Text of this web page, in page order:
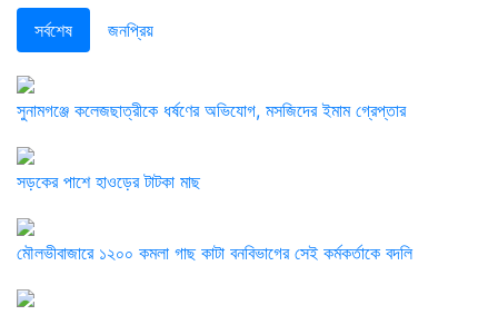
সর্বশেষ জনপ্রিয়
সুনামগঞ্জে কলেজছাত্রীকে ধর্ষণের অভিযোগ, মসজিদের ইমাম গ্রেপ্তার
সড়কের পাশে হাওড়ের টাটকা মাছ
মৌলভীবাজারে ১২০০ কমলা গাছ কাটা বনবিভাগের সেই কর্মকর্তাকে বদলি